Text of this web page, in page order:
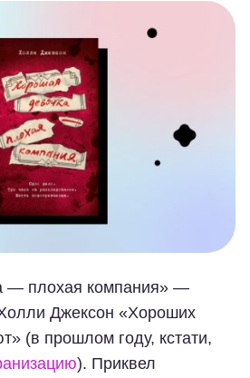
— плохая компания» —
Джексон «Хороших
(в прошлом году, кстати,
). Приквел